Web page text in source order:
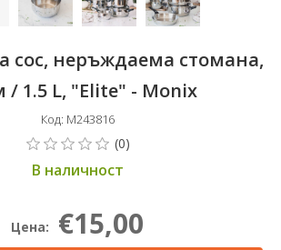
сос, неръждаема стомана,
/ 1.5 L, "Elite" - Monix
Код: M243816
В наличност
Цена: €15,00